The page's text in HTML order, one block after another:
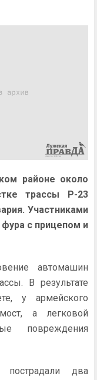
районе около
трассы Р-23
Участниками
с прицепом и
автомашин
В результате
у армейского
а легковой
повреждения
два